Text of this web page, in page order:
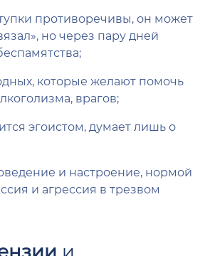
противоречивы, он может
но через пару дней
которые желают помочь
врагов;
эгоистом, думает лишь о
и настроение, нормой
и агрессия в трезвом
и